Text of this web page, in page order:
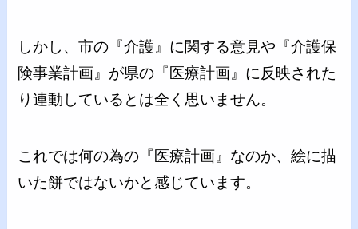
しかし、市の『介護』に関する意見や『介護保
険事業計画』が県の『医療計画』に反映された
り連動しているとは全く思いません。
これでは何の為の『医療計画』なのか、絵に描
いた餅ではないかと感じています。